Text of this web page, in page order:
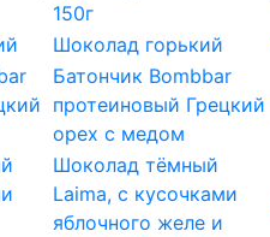
150г
Шоколад горький
Батончик Bombbar
протеиновый Грецкий
орех с медом
Шоколад тёмный
Laima, с кусочками
яблочного желе и